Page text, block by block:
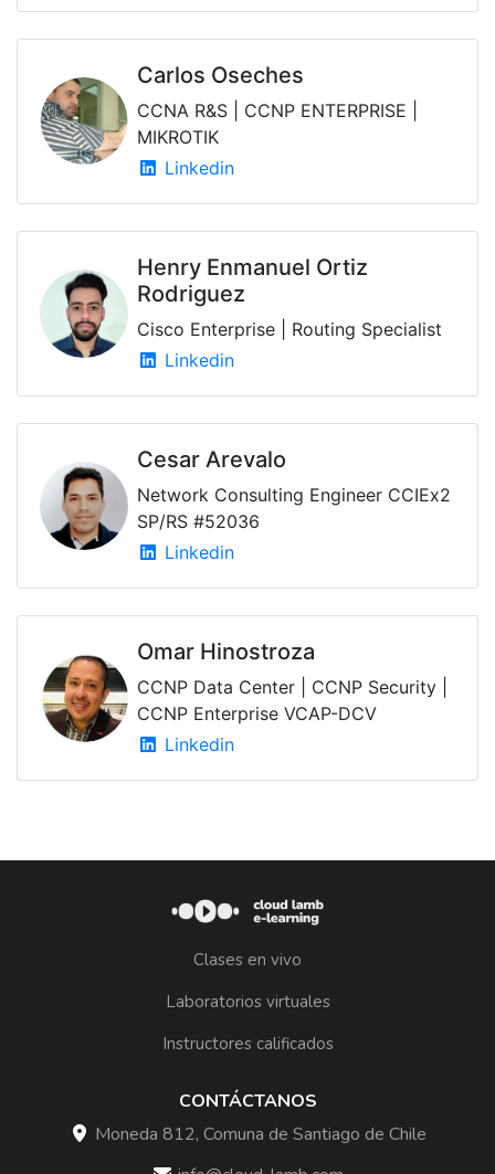
Carlos Oseches
CCNA R&S | CCNP ENTERPRISE |
MIKROTIK
Linkedin
Henry Enmanuel Ortiz
Rodriguez
Cisco Enterprise | Routing Specialist
Linkedin
Cesar Arevalo
Network Consulting Engineer CCIEx2
SP/RS #52036
Linkedin
Omar Hinostroza
CCNP Data Center | CCNP Security |
CCNP Enterprise VCAP-DCV
Linkedin
Clases en vivo
Laboratorios virtuales
Instructores calificados
CONTÁCTANOS
Moneda 812, Comuna de Santiago de Chile